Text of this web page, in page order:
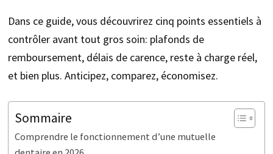
Dans ce guide, vous découvrirez cinq points essentiels à
contrôler avant tout gros soin: plafonds de
remboursement, délais de carence, reste à charge réel,
et bien plus. Anticipez, comparez, économisez.
Sommaire
Comprendre le fonctionnement d’une mutuelle